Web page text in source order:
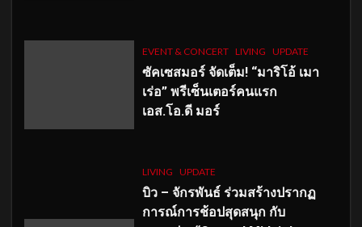
EVENT & CONCERT LIVING UPDATE
ซัคเซสมอร์ จัดเต็ม! “มาริโอ้ เมา
เร่อ” พรีเซ็นเตอร์คนแรก
เอส.โอ.ดี มอร์
LIVING UPDATE
บิว – จักรพันธ์ ร่วมสร้างปรากฏ
การณ์การช้อปสุดสนุก กับ